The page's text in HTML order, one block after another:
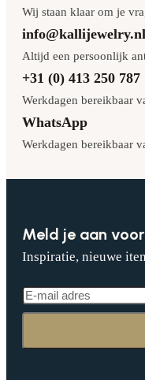
Wij staan klaar om je
info@kallijewelry.nl
Altijd een persoonlijk
+31 (0) 413 250 787
Werkdagen bereikbaar
WhatsApp
Werkdagen bereikbaar
Meld je aan
Inspiratie, nieuwe